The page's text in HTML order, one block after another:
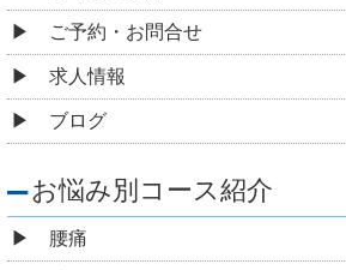
ご予約・お問合せ
求人情報
ブログ
お悩み別コース紹介
腰痛